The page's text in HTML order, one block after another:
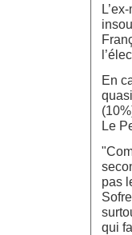
En
Le
pas
qui